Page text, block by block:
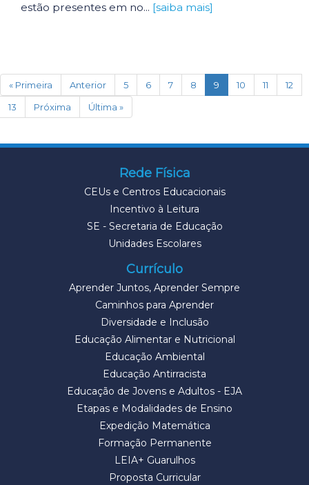
estão presentes em no... [saiba mais]
« Primeira Anterior 5 6 7 8 9 (current)
10 11
12
13
Próxima Última »
Rede Física
CEUs e Centros Educacionais
Incentivo à Leitura
SE - Secretaria de Educação
Unidades Escolares
Currículo
Aprender Juntos, Aprender Sempre
Caminhos para Aprender
Diversidade e Inclusão
Educação Alimentar e Nutricional
Educação Ambiental
Educação Antirracista
Educação de Jovens e Adultos - EJA
Etapas e Modalidades de Ensino
Expedição Matemática
Formação Permanente
LEIA+ Guarulhos
Proposta Curricular